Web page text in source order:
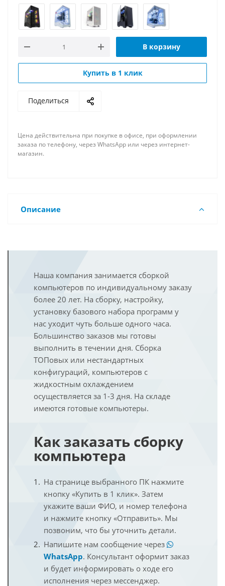
В корзину
Купить в 1 клик
Поделиться
Цена действительна при покупке в офисе, при оформлении
заказа по телефону, через WhatsApp или через интернет-
магазин.
Описание
Наша компания занимается сборкой
компьютеров по индивидуальному заказу
более 20 лет. На сборку, настройку,
установку базового набора программ у
нас уходит чуть больше одного часа.
Большинство заказов мы готовы
выполнить в течении дня. Сборка
ТОПовых или нестандартных
конфигураций, компьютеров с
жидкостным охлаждением
осуществляется за 1-3 дня. На складе
имеются готовые компьютеры.
Как заказать сборку
компьютера
На странице выбранного ПК нажмите
кнопку «Купить в 1 клик». Затем
укажите ваши ФИО, и номер телефона
и нажмите кнопку «Отправить». Мы
позвоним, что бы уточнить детали.
Напишите нам сообщение через
WhatsApp. Консультант оформит заказ
и будет информировать о ходе его
исполнения через мессенджер.